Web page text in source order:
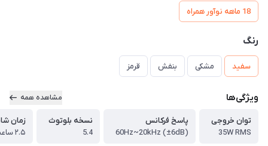
18 ماهه نوآور همراه
رنگ
سفید مشکی بنفش قرمز
ویژگی‌ها مشاهده همه
توان خروجی
35W RMS
پاسخ فرکانس
60Hz~20kHz (±6dB)
نسخه بلوتوث
5.4
زمان
۲.۵ ساعت (با شارژر ۵ ولت / ۳ آمپر)